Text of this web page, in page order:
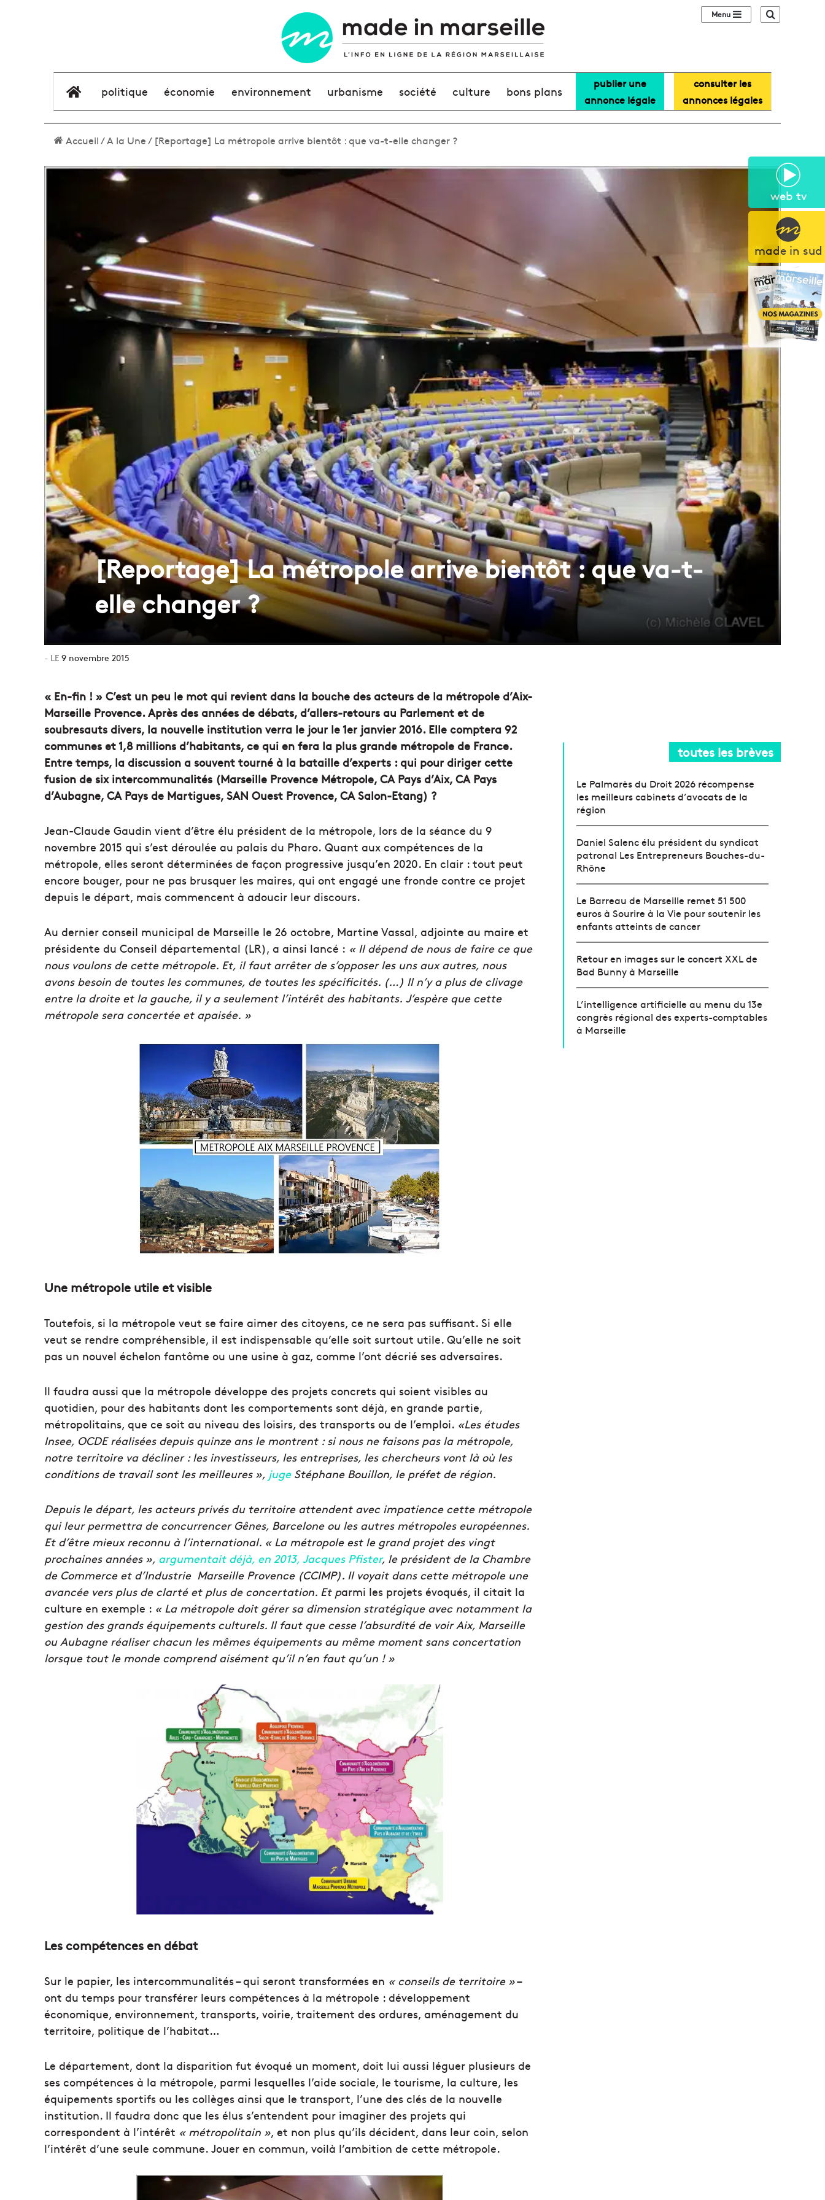
web tv
made in sud
Sidebar (barre
élément de menu
politique économie environnement urbanisme société culture bons plans
publier une
annonce légale
consulter les
annonces légales
Accueil/A la Une/ [Reportage] La métropole arrive bientôt : que va-t-elle changer ?
[Reportage] La métropole arrive bientôt : que va-t-
elle changer ?
9 novembre 2015
« En-fin ! » C’est un peu le mot qui revient dans la bouche des acteurs de la métropole d’Aix-
Marseille Provence. Après des années de débats, d’allers-retours au Parlement et de
soubresauts divers, la nouvelle institution verra le jour le 1er janvier 2016. Elle comptera 92
communes et 1,8 millions d’habitants, ce qui en fera la plus grande métropole de France.
Entre temps, la discussion a souvent tourné à la bataille d’experts : qui pour diriger cette
fusion de six intercommunalités (Marseille Provence Métropole, CA Pays d’Aix, CA Pays
d’Aubagne, CA Pays de Martigues, SAN Ouest Provence, CA Salon-Etang) ?
Jean-Claude Gaudin vient d’être élu président de la métropole, lors de la séance du 9
novembre 2015 qui s’est déroulée au palais du Pharo. Quant aux compétences de la
métropole, elles seront déterminées de façon progressive jusqu’en 2020. En clair : tout peut
encore bouger, pour ne pas brusquer les maires, qui ont engagé une fronde contre ce projet
depuis le départ, mais commencent à adoucir leur discours.
Au dernier conseil municipal de Marseille le 26 octobre, Martine Vassal, adjointe au maire et
présidente du Conseil départemental (LR), a ainsi lancé : « Il dépend de nous de faire ce que
nous voulons de cette métropole. Et, il faut arrêter de s’opposer les uns aux autres, nous
avons besoin de toutes les communes, de toutes les spécificités. (…) Il n’y a plus de clivage
entre la droite et la gauche, il y a seulement l’intérêt des habitants. J’espère que cette
métropole sera concertée et apaisée. »
Une métropole utile et visible
Toutefois, si la métropole veut se faire aimer des citoyens, ce ne sera pas suffisant. Si elle
veut se rendre compréhensible, il est indispensable qu’elle soit surtout utile. Qu’elle ne soit
pas un nouvel échelon fantôme ou une usine à gaz, comme l’ont décrié ses adversaires.
Il faudra aussi que la métropole développe des projets concrets qui soient visibles au
quotidien, pour des habitants dont les comportements sont déjà, en grande partie,
métropolitains, que ce soit au niveau des loisirs, des transports ou de l’emploi. «Lesétudes
Insee, OCDE réalisées depuis quinze ans le montrent : si nous ne faisons pas la métropole,
notre territoire va décliner : les investisseurs, les entreprises, les chercheurs vont là où les
conditions de travail sont les meilleures », jugeStéphane Bouillon, le préfet de région.
Depuis le départ, les acteurs privés du territoire attendent avec impatience cette métropole
qui leur permettra de concurrencer Gênes, Barcelone ou les autres métropoles européennes.
Et d’être mieux reconnu à l’international. « La métropole est le grand projet des vingt
prochaines années », argumentait déjà, en 2013, Jacques Pfister, le président de la Chambre
de Commerce et d’Industrie Marseille Provence (CCIMP). Il voyait dans cette métropole une
avancée vers plus de clarté et plus de concertation. Et parmi les projets évoqués, il citait la
culture en exemple : « La métropole doit gérer sa dimension stratégique avec notamment la
gestion des grands équipements culturels. Il faut que cesse l’absurdité de voir Aix, Marseille
ou Aubagne réaliser chacun les mêmes équipements au même moment sans concertation
lorsque tout le monde comprend aisément qu’il n’en faut qu’un ! »
Les compétences en débat
Sur le papier, les intercommunalités – qui seront transformées en « conseils de territoire »–
ont du temps pour transférer leurs compétences à la métropole : développement
économique, environnement, transports, voirie, traitement des ordures, aménagement du
territoire, politique de l’habitat…
Le département, dont la disparition fut évoqué un moment, doit lui aussi léguer plusieurs de
ses compétences à la métropole, parmi lesquelles l’aide sociale, le tourisme, la culture, les
équipements sportifs ou les collèges ainsi que le transport, l’une des clés de la nouvelle
institution. Il faudra donc que les élus s’entendent pour imaginer des projets qui
correspondent à l’intérêt « métropolitain », et non plus qu’ils décident, dans leur coin, selon
l’intérêt d’une seule commune. Jouer en commun, voilà l’ambition de cette métropole.
toutes les brèves
Le Palmarès du Droit 2026 récompense
les meilleurs cabinets d’avocats de la
région
Daniel Salenc élu président du syndicat
patronal Les Entrepreneurs Bouches-du-
Rhône
Le Barreau de Marseille remet 51 500
euros à Sourire à la Vie pour soutenir les
enfants atteints de cancer
Retour en images sur le concert XXL de
Bad Bunny à Marseille
L’intelligence artificielle au menu du 13e
congrès régional des experts-comptables
à Marseille